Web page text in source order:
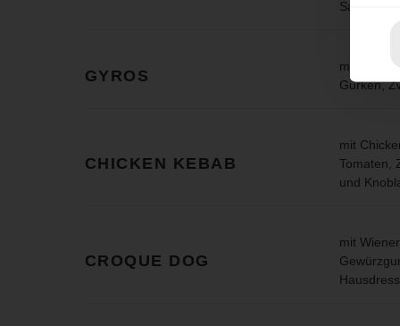
GYROS
mit
Gurken,
CHICKEN KEBAB
mit
Tomaten,
und
CROQUE DOG
mit